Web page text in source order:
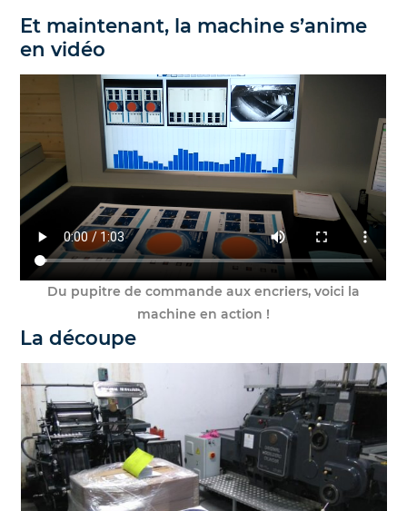
Et maintenant, la machine s’anime
en vidéo
Du pupitre de commande aux encriers, voici la
machine en action !
La découpe